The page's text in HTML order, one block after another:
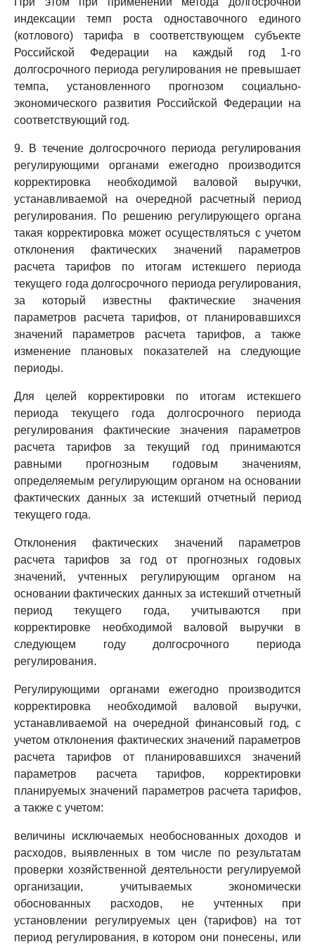
индексации темп роста одноставочного единого
(котлового) тарифа в соответствующем субъекте
Российской Федерации на каждый год 1-го
долгосрочного периода регулирования не превышает
темпа, установленного прогнозом социально-
экономического развития Российской Федерации на
соответствующий год.
9. В течение долгосрочного периода регулирования
регулирующими органами ежегодно производится
корректировка необходимой валовой выручки,
устанавливаемой на очередной расчетный период
регулирования. По решению регулирующего органа
такая корректировка может осуществляться с учетом
отклонения фактических значений параметров
расчета тарифов по итогам истекшего периода
текущего года долгосрочного периода регулирования,
за который известны фактические значения
параметров расчета тарифов, от планировавшихся
значений параметров расчета тарифов, а также
изменение плановых показателей на следующие
периоды.
Для целей корректировки по итогам истекшего
периода текущего года долгосрочного периода
регулирования фактические значения параметров
расчета тарифов за текущий год принимаются
равными прогнозным годовым значениям,
определяемым регулирующим органом на основании
фактических данных за истекший отчетный период
текущего года.
Отклонения фактических значений параметров
расчета тарифов за год от прогнозных годовых
значений, учтенных регулирующим органом на
основании фактических данных за истекший отчетный
период текущего года, учитываются при
корректировке необходимой валовой выручки в
следующем году долгосрочного периода
регулирования.
Регулирующими органами ежегодно производится
корректировка необходимой валовой выручки,
устанавливаемой на очередной финансовый год, с
учетом отклонения фактических значений параметров
расчета тарифов от планировавшихся значений
параметров расчета тарифов, корректировки
планируемых значений параметров расчета тарифов,
а также с учетом:
величины исключаемых необоснованных доходов и
расходов, выявленных в том числе по результатам
проверки хозяйственной деятельности регулируемой
организации, учитываемых экономически
обоснованных расходов, не учтенных при
установлении регулируемых цен (тарифов) на тот
период регулирования, в котором они понесены, или